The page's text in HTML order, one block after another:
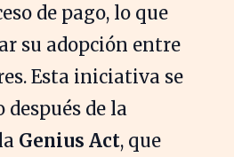
de pago, lo que
su adopción entre
Esta iniciativa se
después de la
Genius Act, que